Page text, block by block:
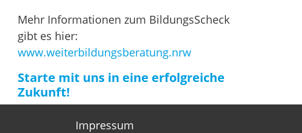
Mehr Informationen zum BildungsScheck
gibt es hier:
www.weiterbildungsberatung.nrw
Starte mit uns in eine erfolgreiche
Zukunft!
Impressum